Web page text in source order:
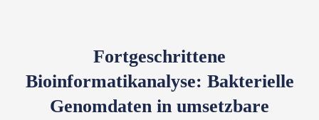
Fortgeschrittene
Bioinformatikanalyse: Bakterielle
Genomdaten in umsetzbare